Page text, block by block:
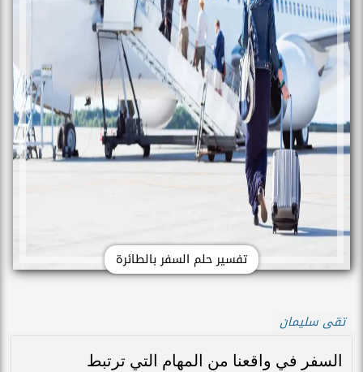
تفسير حلم السفر بالطائرة
تقى سليمان
السفر في واقعنا من المهام التي ترتبط